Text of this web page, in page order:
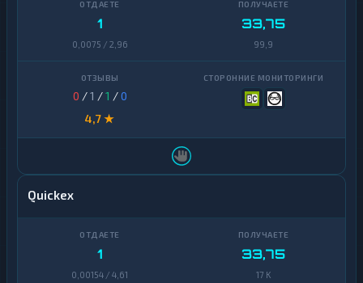
1
0,0075 / 2,96
33,75
99,9
0 /1 /1 /0
4,7 ★
Quickex
1
0,00154 / 4,61
33,75
17 K